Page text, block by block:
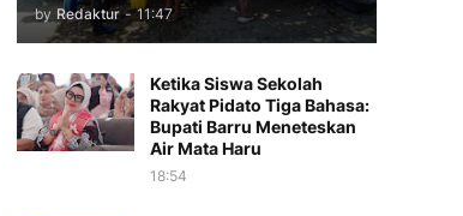
by Redaktur - 11:47
Ketika Siswa Sekolah
Rakyat Pidato Tiga Bahasa:
Bupati Barru Meneteskan
Air Mata Haru
18:54